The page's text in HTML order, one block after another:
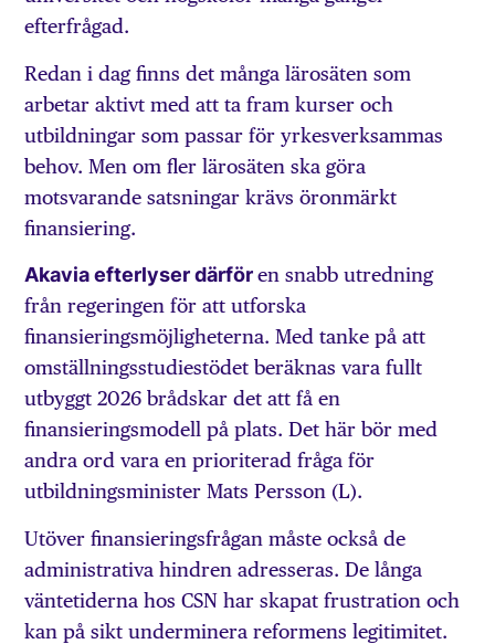
efterfrågad.
Redan i dag finns det många lärosäten som
arbetar aktivt med att ta fram kurser och
utbildningar som passar för yrkesverksammas
behov. Men om fler lärosäten ska göra
motsvarande satsningar krävs öronmärkt
finansiering.
Akavia efterlyser därfören snabb utredning
från regeringen för att utforska
finansieringsmöjligheterna. Med tanke på att
omställningsstudiestödet beräknas vara fullt
utbyggt 2026 brådskar det att få en
finansieringsmodell på plats. Det här bör med
andra ord vara en prioriterad fråga för
utbildningsminister Mats Persson (L).
Utöver finansieringsfrågan måste också de
administrativa hindren adresseras. De långa
väntetiderna hos CSN har skapat frustration och
kan på sikt underminera reformens legitimitet.